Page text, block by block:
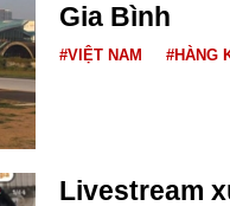
Gia Bình
#VIỆT NAM #HÀNG
Livestream